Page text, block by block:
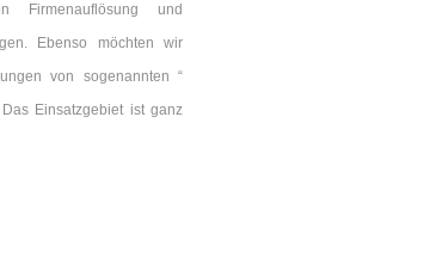
Firmenauflösung und
Ebenso möchten wir
von sogenannten “
Einsatzgebiet ist ganz